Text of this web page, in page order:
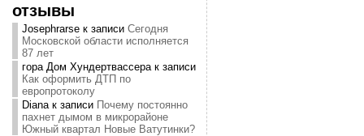
отзывы
Josephrarseк записи Сегодня
Московской области исполняется
87 лет
гора Дом Хундертвассерак записи
Как оформить ДТП по
европротоколу
Dianaк записи Почему постоянно
пахнет дымом в микрорайоне
Южный квартал Новые Ватутинки?